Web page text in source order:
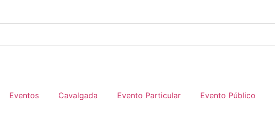
Eventos Cavalgada Evento Particular Evento Público